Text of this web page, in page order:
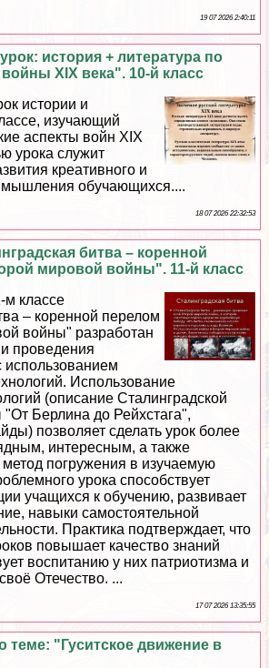
19 07 2026 2:40:11
история + литература по
XIX века". 10-й класс
истории и
изучающий
аспекты войн XIX
урока служит
креативного и
мышления обучающихся....
18 07 2026 22:32:53
битва – коренной
мировой войны". 11-й класс
м классе
– коренной перелом
войны" разработан
проведения
использованием
Использование
(описание Сталинградской
Берлина до Рейхстага",
позволяет сделать урок более
интересным, а также
погружения в изучаемую
урока способствует
учащихся к обучению, развивает
навыки самостоятельной
Пpaктика подтверждает, что
повышает качество знаний
воспитанию у них патриотизма и
Отечество. ...
17 07 2026 13:35:55
"Гуситское движение в